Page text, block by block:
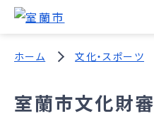
ホーム 文化・スポーツ
室蘭市文化財